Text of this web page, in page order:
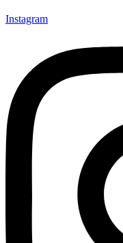
Instagram